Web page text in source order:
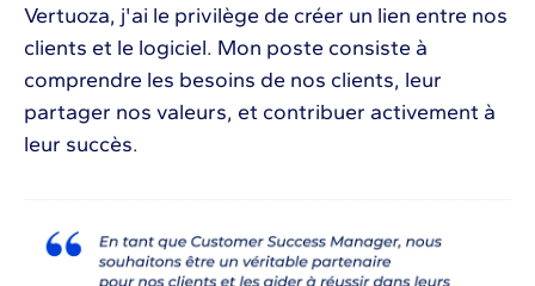
Vertuoza, j'ai le privilège de créer un lien entre nos
clients et le logiciel. Mon poste consiste à
comprendre les besoins de nos clients, leur
partager nos valeurs, et contribuer activement à
leur succès.